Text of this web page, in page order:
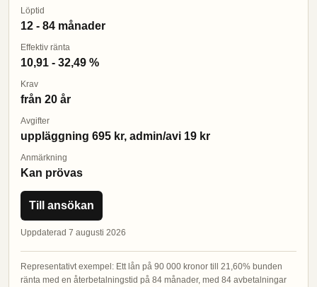
Löptid
12 - 84 månader
Effektiv ränta
10,91 - 32,49 %
Krav
från 20 år
Avgifter
uppläggning 695 kr, admin/avi 19 kr
Anmärkning
Kan prövas
Till ansökan
Uppdaterad 7 augusti 2026
Representativt exempel: Ett lån på 90 000 kronor till 21,60% bunden
ränta med en återbetalningstid på 84 månader, med 84 avbetalningar